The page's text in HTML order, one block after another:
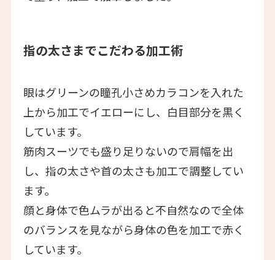
指の太さまでこだわる加工術
眼はグリーンの瞳孔小さめカラコンを入れた
上から加工でイエローにし、白目部分を黒く
しています。
筋肉スーツでも盛り足りないので肩幅を出
し、指の太さや首の太さも加工で調整してい
ます。
顔と身体で色ムラが出ると不自然なので全体
のバランスを見ながら身体の色を加工で赤く
しています。